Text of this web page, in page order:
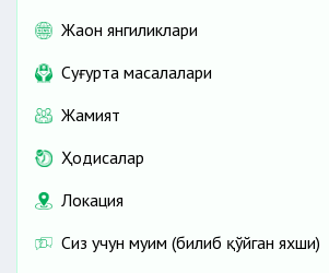
Жаҳон янгиликлари
Cуғурта масалалари
Жамият
Ҳодисалар
Локация
Сиз учун муҳим (билиб қўйган яхши)